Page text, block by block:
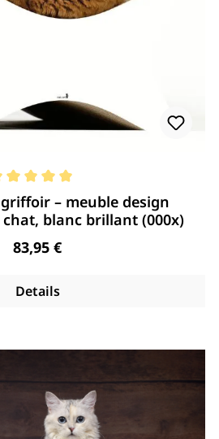
5 étoiles
griffoir – meuble design
blanc brillant (000x)
Regulärer Preis:
83,95 €
Details